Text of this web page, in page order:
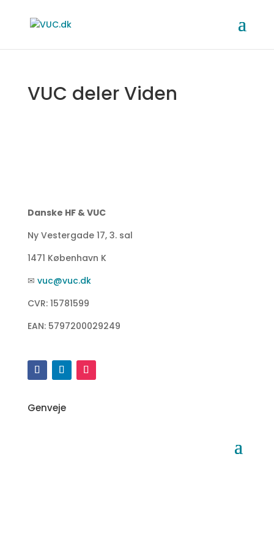
VUC deler Viden
Danske HF & VUC
Ny Vestergade 17, 3. sal
1471 København K
✉ vuc@vuc.dk
CVR: 15781599
EAN: 5797200029249
Genveje